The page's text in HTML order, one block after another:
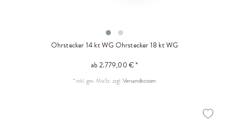
Ohrstecker 14 kt WGOhrstecker 18 kt WG
ab 2.779,00 € *
* inkl. ges. MwSt.zzgl.Versandkosten